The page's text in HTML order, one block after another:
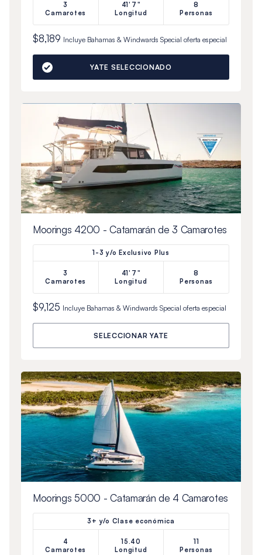
3
Camarotes
41'7"
Longitud
8
Personas
$8,189 Incluye Bahamas & Windwards Special oferta especial
YATE SELECCIONADO
Moorings 4200 - Catamarán de 3 Camarotes
1-3 y/o Exclusivo Plus
3
Camarotes
41'7"
Longitud
8
Personas
$9,125 Incluye Bahamas & Windwards Special oferta especial
SELECCIONAR YATE
Moorings 5000 - Catamarán de 4 Camarotes
3+ y/o Clase económica
4
Camarotes
15.40
Longitud
11
Personas